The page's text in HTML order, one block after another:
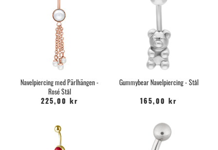
Navelpiercing med Pärlhängen -
Rosé Stål
225,00 kr
Gummybear Navelpiercing - Stål
165,00 kr